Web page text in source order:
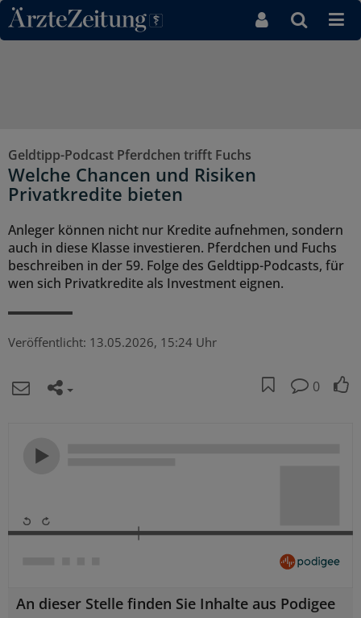
Direkt zum Inhaltsbereich
Geldtipp-Podcast Pferdchen trifft Fuchs
Welche Chancen und Risiken
Privatkredite bieten
Anleger können nicht nur Kredite aufnehmen, sondern
auch in diese Klasse investieren. Pferdchen und Fuchs
beschreiben in der 59. Folge des Geldtipp-Podcasts, für
wen sich Privatkredite als Investment eignen.
Veröffentlicht: 13.05.2026, 15:24 Uhr
0
An dieser Stelle finden Sie Inhalte aus Podigee